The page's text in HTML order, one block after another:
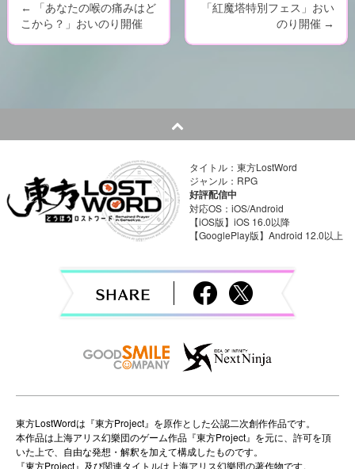
P
a
v
o
n
←
「あなたの喉の痛みはど
こから？」おいのり開催
「紅魔塔特別フェス」おい
のり開催 →
タイトル：東方LostWord
ジャンル：RPG
好評配信中
対応OS：iOS/Android
【iOS版】iOS 16.0以降
【GooglePlay版】Android 12.0以上
東方LostWordは『東方Project』を原作とした公認二次創作作品です。
本作品は上海アリス幻樂団のゲーム作品『東方Project』を元に、許可を頂
いた上で、自由な発想・解釈を加えて構成したものです。
『東方Project』及び関連タイトルは上海アリス幻樂団の著作物です。